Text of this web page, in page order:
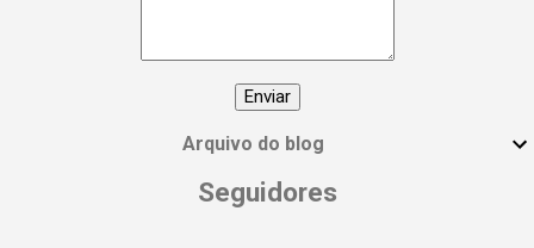
#DiaInternacionalDaMulher
#EmpoderamentoFeminino
#MulheresPoderosas #VocêÉUmaDeusa
Arquivo do blog
Seguidores